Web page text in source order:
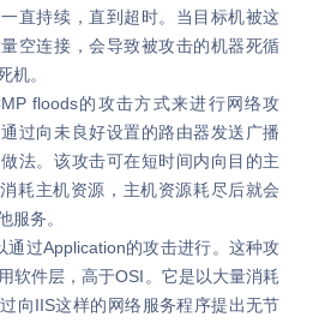
直持续，直到超时。当目标机被这
空连接，会导致被攻击的机器死循
机。
floods的攻击方式来进行网络攻
过向未良好设置的路由器发送广播
法。该攻击可在短时间内向目的主
耗主机资源，主机资源耗尽后就会
服务。
过Application的攻击进行。这种攻
软件层，高于OSI。它是以大量消耗
向IIS这样的网络服务程序提出无节